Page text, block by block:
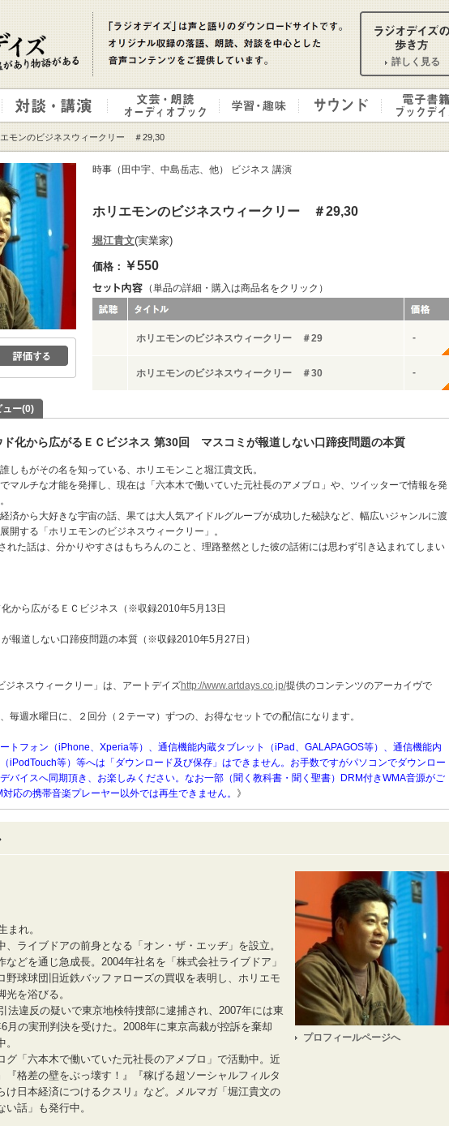
詳しく見る
モンのビジネスウィークリー ＃29,30
時事（田中宇、中島岳志、他） ビジネス 講演
ホリエモンのビジネスウィークリー ＃29,30
堀江貴文(実業家)
価格： ￥550
（単品の詳細・購入は商品名をクリック）
ホリエモンのビジネスウィークリー ＃29 -
ホリエモンのビジネスウィークリー ＃30 -
ュー(0)
化から広がるＥＣビジネス 第30回 マスコミが報道しない口蹄疫問題の本質
しもがその名を知っている、ホリエモンこと堀江貴文氏。
マルチな才能を発揮し、現在は「六本木で働いていた元社長のアメブロ」や、ツイッターで情報を発
済から大好きな宇宙の話、果ては大人気アイドルグループが成功した秘訣など、幅広いジャンルに渡
開する「ホリエモンのビジネスウィークリー」。
れた話は、分かりやすさはもちろんのこと、理路整然とした彼の話術には思わず引き込まれてしまい
から広がるＥＣビジネス（※収録2010年5月13日
報道しない口蹄疫問題の本質（※収録2010年5月27日）
ジネスウィークリー」は、アートデイズhttp://www.artdays.co.jp/提供のコンテンツのアーカイヴで
毎週水曜日に、２回分（２テーマ）ずつの、お得なセットでの配信になります。
トフォン（iPhone、Xperia等）、通信機能内蔵タブレット（iPad、GALAPAGOS等）、通信機能内
iPodTouch等）等へは「ダウンロード及び保存」はできません。お手数ですがパソコンでダウンロー
バイスへ同期頂き、お楽しみください。なお一部（聞く教科書・聞く聖書）DRM付きWMA音源がご
応の携帯音楽プレーヤー以外では再生できません。
》
まれ。
、ライブドアの前身となる「オン・ザ・エッヂ」を設立。
などを通じ急成長。2004年社名を「株式会社ライブドア」
野球球団旧近鉄バッファローズの買収を表明し、ホリエモ
光を浴びる。
法違反の疑いで東京地検特捜部に逮捕され、2007年には東
月の実刑判決を受けた。2008年に東京高裁が控訴を棄却
グ「六本木で働いていた元社長のアメブロ」で活動中。近
『格差の壁をぶっ壊す！』『稼げる超ソーシャルフィルタ
け日本経済につけるクスリ』など。メルマガ「堀江貴文の
い話」も発行中。
プロフィールページへ